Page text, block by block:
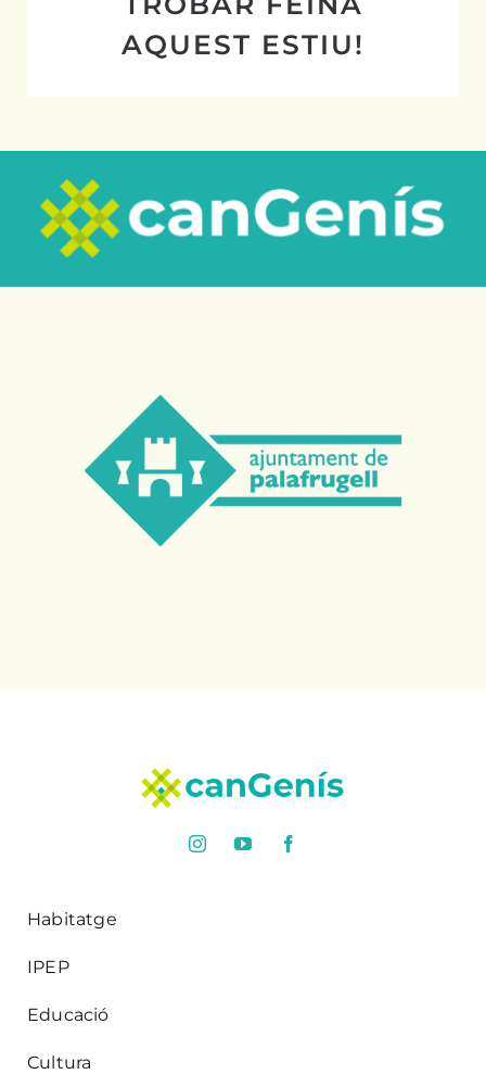
AQUEST ESTIU!
Habitatge
IPEP
Educació
Cultura